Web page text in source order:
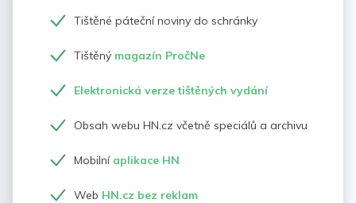
Tištěné páteční noviny do schránky
Tištěný magazín PročNe
Elektronická verze tištěných vydání
Obsah webu HN.cz včetně speciálů a archivu
Mobilní aplikace HN
Web HN.cz bez reklam